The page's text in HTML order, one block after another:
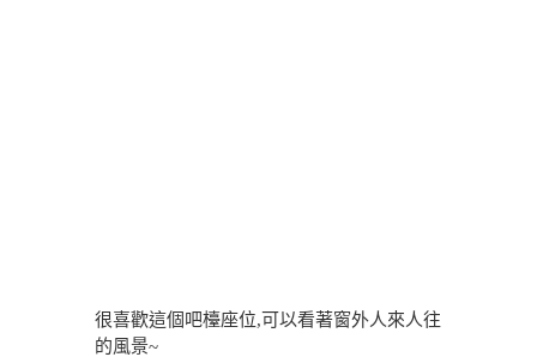
很喜歡這個吧檯座位,可以看著窗外人來人往
的風景~